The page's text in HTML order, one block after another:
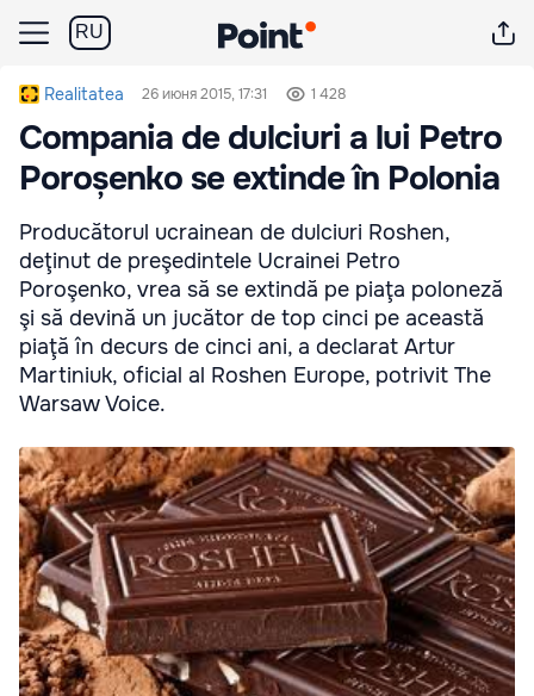
RU
Realitatea 26 июня 2015, 17:31 1 428
Compania de dulciuri a lui Petro
Poroșenko se extinde în Polonia
Producătorul ucrainean de dulciuri Roshen,
deţinut de preşedintele Ucrainei Petro
Poroşenko, vrea să se extindă pe piaţa poloneză
şi să devină un jucător de top cinci pe această
piaţă în decurs de cinci ani, a declarat Artur
Martiniuk, oficial al Roshen Europe, potrivit The
Warsaw Voice.